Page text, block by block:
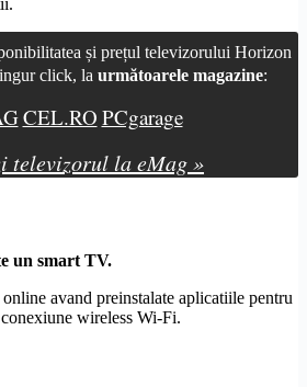
și prețul televizorului Horizon
click, la următoarele magazine:
CEL.RO PCgarage
televizorul la eMag »
un smart TV.
avand preinstalate aplicatiile pentru
wireless Wi-Fi.